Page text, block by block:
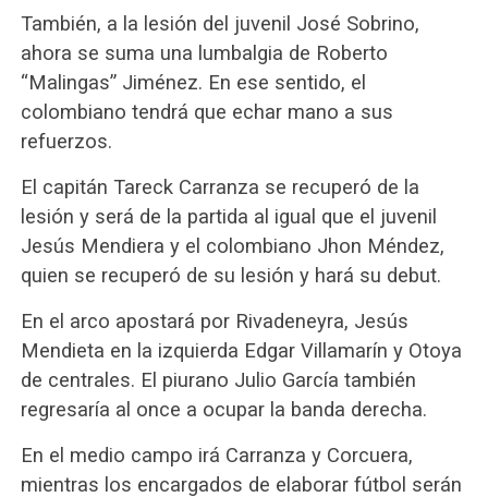
También, a la lesión del juvenil José Sobrino,
ahora se suma una lumbalgia de Roberto
“Malingas” Jiménez. En ese sentido, el
colombiano tendrá que echar mano a sus
refuerzos.
El capitán Tareck Carranza se recuperó de la
lesión y será de la partida al igual que el juvenil
Jesús Mendiera y el colombiano Jhon Méndez,
quien se recuperó de su lesión y hará su debut.
En el arco apostará por Rivadeneyra, Jesús
Mendieta en la izquierda Edgar Villamarín y Otoya
de centrales. El piurano Julio García también
regresaría al once a ocupar la banda derecha.
En el medio campo irá Carranza y Corcuera,
mientras los encargados de elaborar fútbol serán